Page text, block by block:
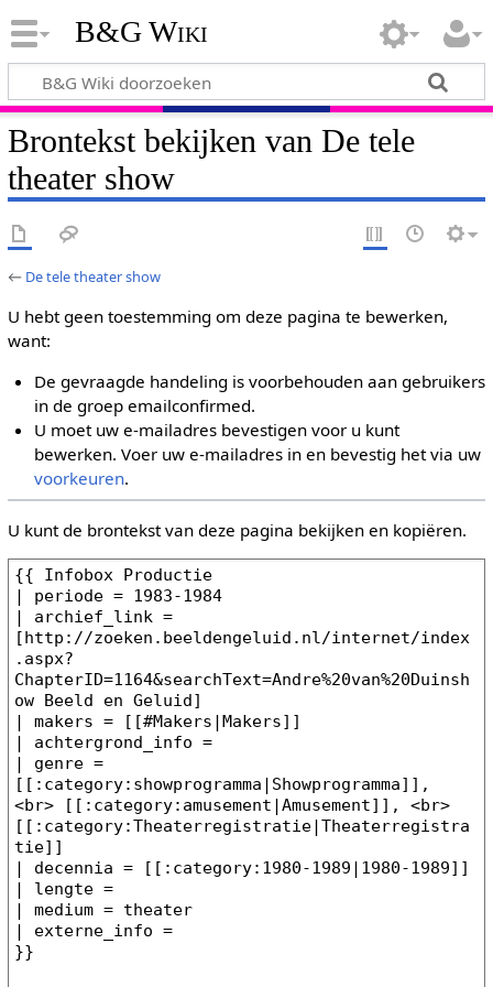
B&G Wiki
Brontekst bekijken van De tele
theater show
← De tele theater show
U hebt geen toestemming om deze pagina te bewerken,
want:
De gevraagde handeling is voorbehouden aan gebruikers
in de groep emailconfirmed.
U moet uw e-mailadres bevestigen voor u kunt
bewerken. Voer uw e-mailadres in en bevestig het via uw
voorkeuren.
U kunt de brontekst van deze pagina bekijken en kopiëren.